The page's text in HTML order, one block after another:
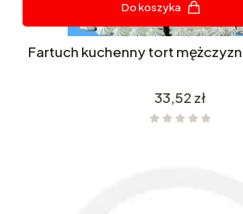
Do koszyka
Fartuch kuchenny tort
Cena
33,52 zł